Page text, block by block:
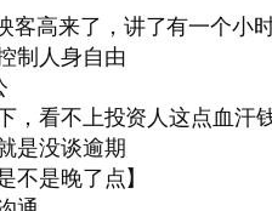
客高来了，讲了有一个小时
制人身自由
，看不上投资人这点血汗
是没谈逾期
不是晚了点】